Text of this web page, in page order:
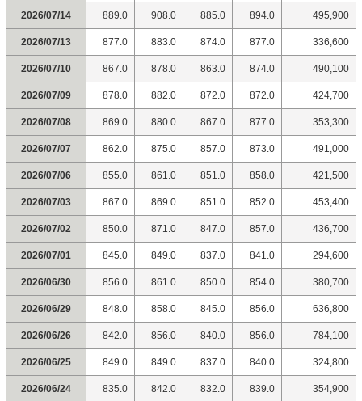
2026/07/14 889.0 908.0 885.0 894.0 495,900
2026/07/13 877.0 883.0 874.0 877.0 336,600
2026/07/10 867.0 878.0 863.0 874.0 490,100
2026/07/09 878.0 882.0 872.0 872.0 424,700
2026/07/08 869.0 880.0 867.0 877.0 353,300
2026/07/07 862.0 875.0 857.0 873.0 491,000
2026/07/06 855.0 861.0 851.0 858.0 421,500
2026/07/03 867.0 869.0 851.0 852.0 453,400
2026/07/02 850.0 871.0 847.0 857.0 436,700
2026/07/01 845.0 849.0 837.0 841.0 294,600
2026/06/30 856.0 861.0 850.0 854.0 380,700
2026/06/29 848.0 858.0 845.0 856.0 636,800
2026/06/26 842.0 856.0 840.0 856.0 784,100
2026/06/25 849.0 849.0 837.0 840.0 324,800
2026/06/24 835.0 842.0 832.0 839.0 354,900